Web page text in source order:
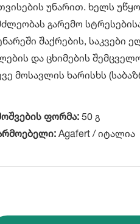
უნარით. ხელს
გარემო
შაქრების, საკვები
და ცხიმების
მოსავლის ხარისხს
ფორმა: 50 გ
Agafert / იტალია